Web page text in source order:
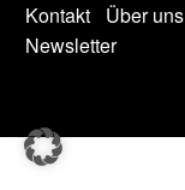
Kontakt Über uns
Newsletter